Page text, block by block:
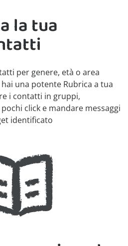
la tua
per genere, età o area
una potente Rubrica a tua
i contatti in gruppi,
click e mandare messaggi
identificato